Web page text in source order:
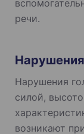
речи.
Нарушения
Нарушения
силой,
возникают